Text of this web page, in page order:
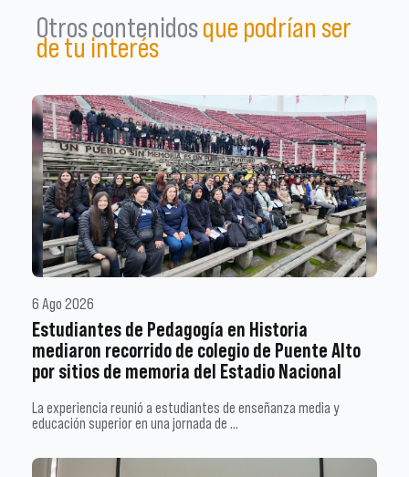
Otros contenidosque podrían ser
de tu interés
6 Ago 2026
Estudiantes de Pedagogía en Historia
mediaron recorrido de colegio de Puente Alto
por sitios de memoria del Estadio Nacional
La experiencia reunió a estudiantes de enseñanza media y
educación superior en una jornada de …